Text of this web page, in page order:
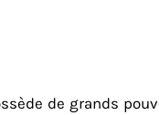
de grands